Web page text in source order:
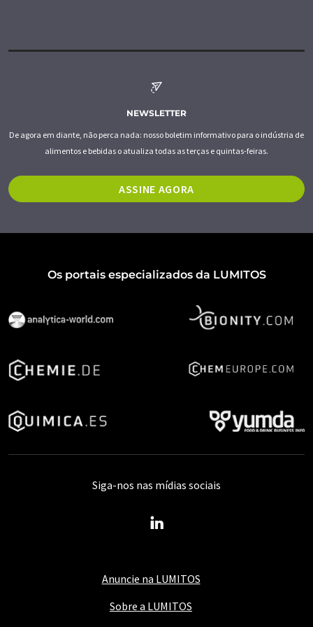
NEWSLETTER
De agora em diante, não perca nada: nosso boletim informativo para o indústria de
alimentos e bebidas o atualiza todas as terças e quintas-feiras.
ASSINE AGORA
Os portais especializados da LUMITOS
Anuncie na LUMITOS
Sobre a LUMITOS
Siga-nos nas mídias sociais